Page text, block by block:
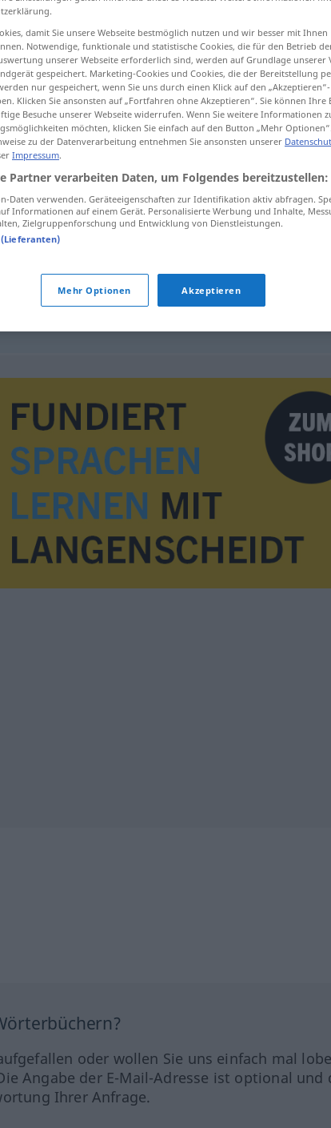
Gesichtsfeld MED
oder wollen Sie uns einfach mal
Angabe der E-Mail-Adresse ist optional und
Ihrer Anfrage.
damit Sie unsere Webseite bestmöglich nutzen und wir besser mit Ihnen
Notwendige, funktionale und statistische Cookies, die für den Betrieb
unserer Webseite erforderlich sind, werden auf Grundlage unserer
gespeichert. Marketing-Cookies und Cookies, die der Bereitstellung
nur gespeichert, wenn Sie uns durch einen Klick auf den
Klicken Sie ansonsten auf „Fortfahren ohne Akzeptieren“. Sie können
Besuche unserer Webseite widerrufen. Wenn Sie weitere Informationen
möchten, klicken Sie einfach auf den Button „Mehr
zu der Datenverarbeitung entnehmen Sie ansonsten unserer
Impressum.
Partner verarbeiten Daten, um Folgendes bereitzustellen:
Daten verwenden. Geräteeigenschaften zur Identifikation aktiv abfragen.
Informationen auf einem Gerät. Personalisierte Werbung und Inhalte,
Zielgruppenforschung und Entwicklung von Dienstleistungen.
Mehr Optionen Akzeptieren